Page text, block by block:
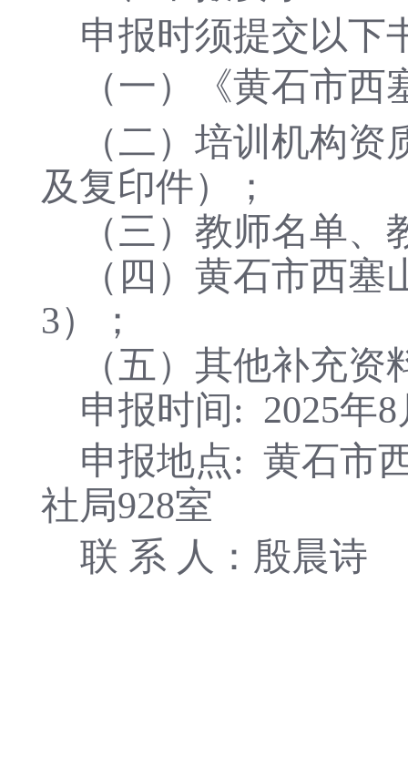
申报时须提交以下
（一）《黄石市
（二）培训机构
及复印件）；
（三）教师名单
（四）黄石市西
3）；
（五）其他补充资
申报时间: 2025年
申报地点: 黄石市
社局928室
联 系 人：殷晨诗